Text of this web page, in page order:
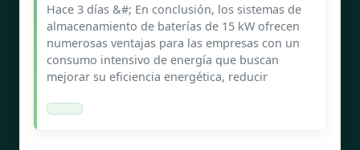
Hace 3 días &#; En conclusión, los sistemas de
almacenamiento de baterías de 15 kW ofrecen
numerosas ventajas para las empresas con un
consumo intensivo de energía que buscan
mejorar su eficiencia energética, reducir